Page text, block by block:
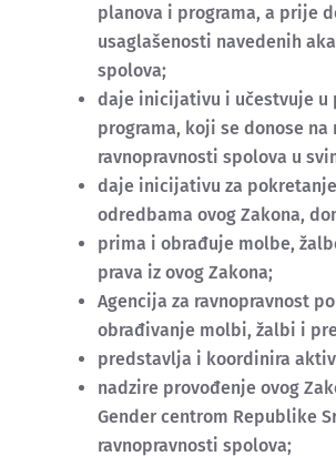
planova i programa, a prije
usaglašenosti navedenih
spolova;
daje inicijativu i učestvuje u
programa, koji se donose
ravnopravnosti spolova u
daje inicijativu za
odredbama ovog Zakona,
prima i obrađuje molbe,
prava iz ovog Zakona;
Agencija za ravnopravnost
obrađivanje molbi, žalbi i
predstavlja i koordinira
nadzire provođenje ovog
Gender centrom Republike
ravnopravnosti spolova;